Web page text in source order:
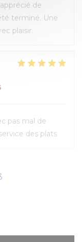
de
terminé. Une
plaisir.
pas mal de
des plats